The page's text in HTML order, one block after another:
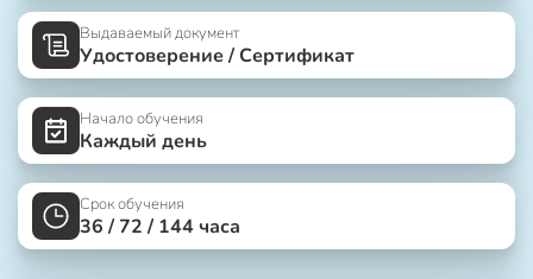
Выдаваемый документ
Удостоверение / Сертификат
Начало обучения
Каждый день
Срок обучения
36 / 72 / 144 часа